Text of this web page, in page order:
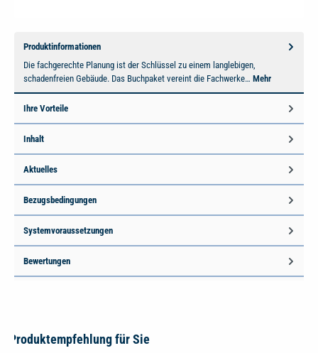
Produktinformationen
Die fachgerechte Planung ist der Schlüssel zu einem langlebigen,
schadenfreien Gebäude. Das Buchpaket vereint die Fachwerke… Mehr
Ihre Vorteile
Inhalt
Aktuelles
Bezugsbedingungen
Systemvoraussetzungen
Bewertungen
Produktempfehlung für Sie